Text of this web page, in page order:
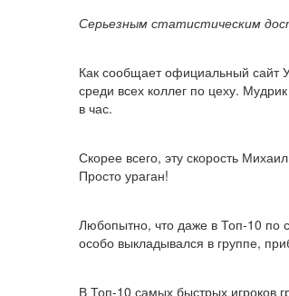
Серьезным статистическим
Как сообщает официальный сайт
среди всех коллег по цеху.
в час.
Скорее всего, эту скорость
Просто ураган!
Любопытно, что даже в Топ-10 по
особо выкладывался в группе,
В Топ-10 самых быстрых игроков